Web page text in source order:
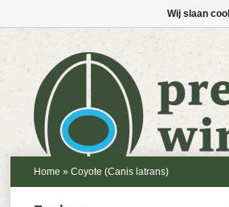
Home » Coyote (Canis latrans)
Wij slaan